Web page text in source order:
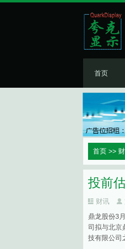
首页
首页 >>
投前
财讯
鼎龙股份3
司拟与北京
技有限公司